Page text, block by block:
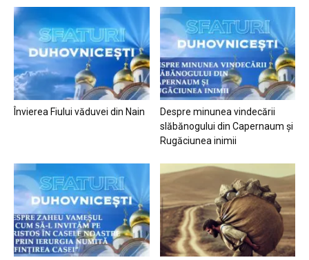
Învierea Fiului văduvei din Nain
Despre minunea vindecării
slăbănogului din Capernaum și
Rugăciunea inimii